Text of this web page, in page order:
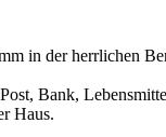
in der herrlichen
Bank,
Haus.